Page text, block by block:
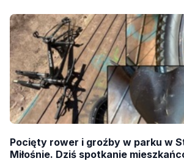
Pocięty rower i groźby w parku w
Miłośnie. Dziś spotkanie